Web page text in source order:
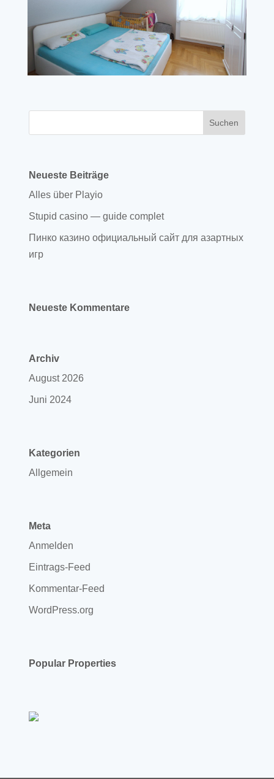
Neueste Beiträge
Alles über Playio
Stupid casino — guide complet
Пинко казино официальный сайт для азартных
игр
Neueste Kommentare
Archiv
August 2026
Juni 2024
Kategorien
Allgemein
Meta
Anmelden
Eintrags-Feed
Kommentar-Feed
WordPress.org
Popular Properties